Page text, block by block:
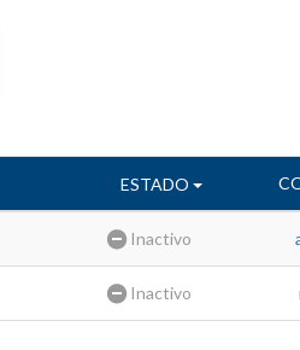
ESTADO
Inactivo
Inactivo